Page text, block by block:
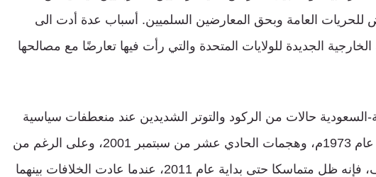
للحريات العامة وبحق المعارضين السلميين. أسباب عدة أدت الى
الجديدة للولايات المتحدة والتي رأت فيها تعارضًا مع مصالحها
السعودية حالات من الركود والتوتر الشديدين عند منعطفات سياسية
عدة، كالحظر النفطي العربي عام 1973م، وهجمات الحادي عشر من سبتمبر 2001، وعلى الرغم من
الهزات التي تعرض لها التحالف، فإنه ظل متماسكا حتى بداية عام 2011، عندما عادت الخلافات بينهما